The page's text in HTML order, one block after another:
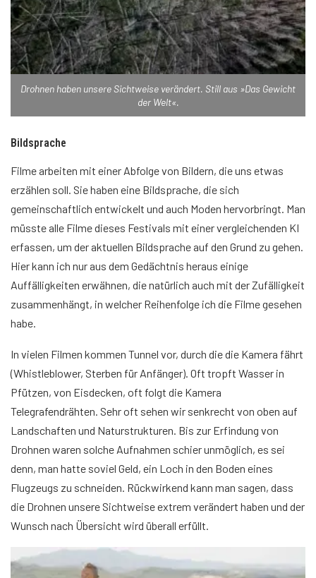
Drohnen haben unsere Sichtweise verändert. Still aus »Das Gewicht
der Welt«.
Bildsprache
Filme arbeiten mit einer Abfolge von Bildern, die uns etwas
erzählen soll. Sie haben eine Bildsprache, die sich
gemeinschaftlich entwickelt und auch Moden hervorbringt. Man
müsste alle Filme dieses Festivals mit einer vergleichenden KI
erfassen, um der aktuellen Bildsprache auf den Grund zu gehen.
Hier kann ich nur aus dem Gedächtnis heraus einige
Auffälligkeiten erwähnen, die natürlich auch mit der Zufälligkeit
zusammenhängt, in welcher Reihenfolge ich die Filme gesehen
habe.
In vielen Filmen kommen Tunnel vor, durch die die Kamera fährt
(Whistleblower, Sterben für Anfänger). Oft tropft Wasser in
Pfützen, von Eisdecken, oft folgt die Kamera
Telegrafendrähten. Sehr oft sehen wir senkrecht von oben auf
Landschaften und Naturstrukturen. Bis zur Erfindung von
Drohnen waren solche Aufnahmen schier unmöglich, es sei
denn, man hatte soviel Geld, ein Loch in den Boden eines
Flugzeugs zu schneiden. Rückwirkend kann man sagen, dass
die Drohnen unsere Sichtweise extrem verändert haben und der
Wunsch nach Übersicht wird überall erfüllt.